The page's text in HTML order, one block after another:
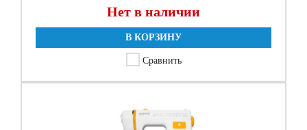
Нет в наличии
В КОРЗИНУ
Сравнить